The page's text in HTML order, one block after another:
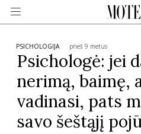
VEIDAI
MONARCHIJA
PSICHOLOGIJA prieš 9 metus
Psichologė: jei
nerimą, baimę,
vadinasi, pats
savo šeštąjį